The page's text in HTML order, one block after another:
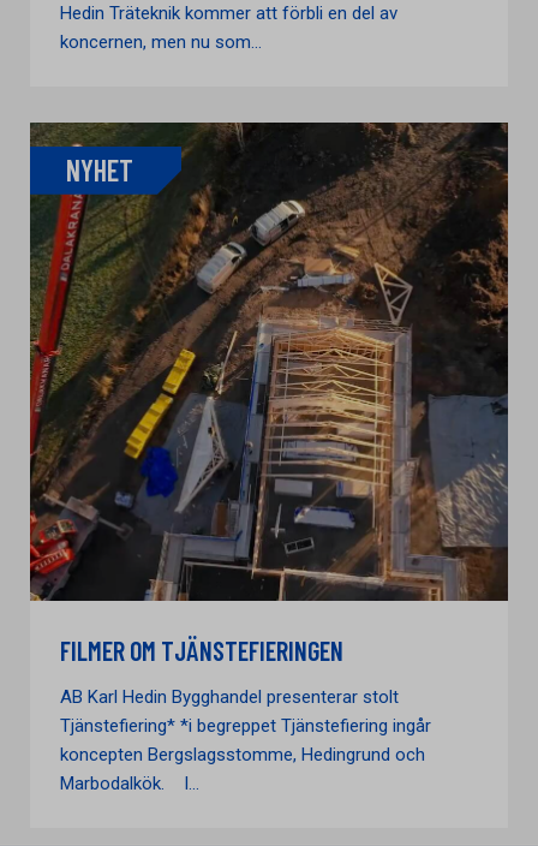
Hedin Träteknik kommer att förbli en del av
koncernen, men nu som...
NYHET
FILMER OM TJÄNSTEFIERINGEN
AB Karl Hedin Bygghandel presenterar stolt
Tjänstefiering* *i begreppet Tjänstefiering ingår
koncepten Bergslagsstomme, Hedingrund och
Marbodalkök. I...